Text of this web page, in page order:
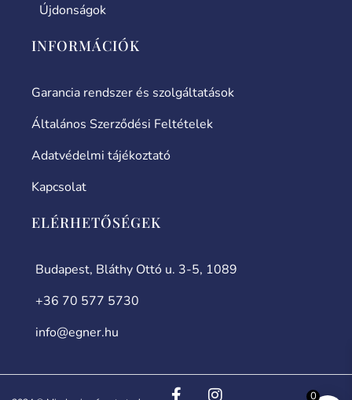
0
Újdonságok
INFORMÁCIÓK
Garancia rendszer és szolgáltatások
Általános Szerződési Feltételek
Adatvédelmi tájékoztató
Kapcsolat
ELÉRHETŐSÉGEK
Budapest, Bláthy Ottó u. 3-5, 1089
+36 70 577 5730
info@egner.hu